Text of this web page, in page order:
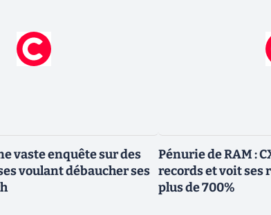
vaste enquête sur des
voulant débaucher ses
Pénurie de RAM :
records et voit ses
plus de 700%